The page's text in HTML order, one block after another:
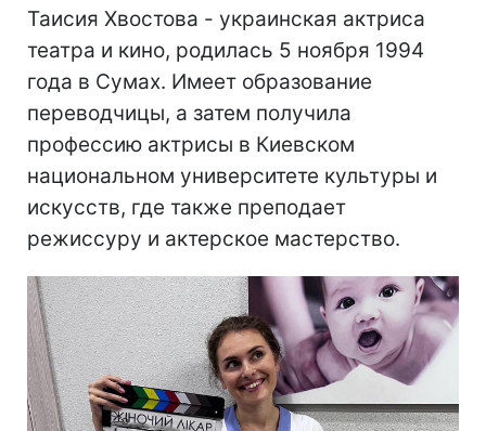
Таисия Хвостова - украинская актриса
театра и кино, родилась 5 ноября 1994
года в Сумах. Имеет образование
переводчицы, а затем получила
профессию актрисы в Киевском
национальном университете культуры и
искусств, где также преподает
режиссуру и актерское мастерство.